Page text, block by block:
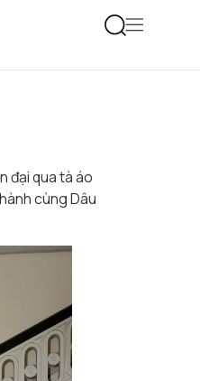
đại qua tà áo
cùng Dâu